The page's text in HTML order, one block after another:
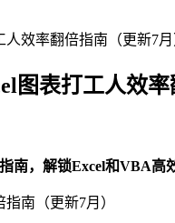
效率翻倍指南（更新7月
图表打工人效率
南，解锁Excel和VBA高